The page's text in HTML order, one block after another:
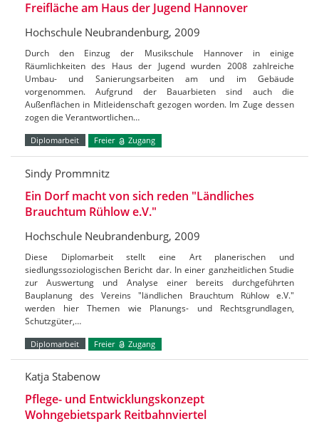
Freifläche am Haus der Jugend Hannover
Hochschule Neubrandenburg, 2009
Durch den Einzug der Musikschule Hannover in einige
Räumlichkeiten des Haus der Jugend wurden 2008 zahlreiche
Umbau- und Sanierungsarbeiten am und im Gebäude
vorgenommen. Aufgrund der Bauarbieten sind auch die
Außenflächen in Mitleidenschaft gezogen worden. Im Zuge dessen
zogen die Verantwortlichen…
Diplomarbeit Freier Zugang
Sindy Prommnitz
Ein Dorf macht von sich reden "Ländliches
Brauchtum Rühlow e.V."
Hochschule Neubrandenburg, 2009
Diese Diplomarbeit stellt eine Art planerischen und
siedlungssoziologischen Bericht dar. In einer ganzheitlichen Studie
zur Auswertung und Analyse einer bereits durchgeführten
Bauplanung des Vereins "ländlichen Brauchtum Rühlow e.V."
werden hier Themen wie Planungs- und Rechtsgrundlagen,
Schutzgüter,…
Diplomarbeit Freier Zugang
Katja Stabenow
Pflege- und Entwicklungskonzept
Wohngebietspark Reitbahnviertel